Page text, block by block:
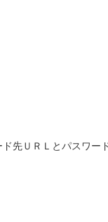
先ＵＲＬとパスワー